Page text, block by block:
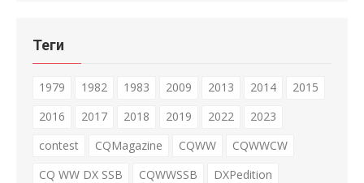
Теги
1979 1982 1983 2009 2013 2014
2015
2016
2017 2018 2019 2022
2023
contest
CQMagazine CQWW
CQWWCW
CQ WW DX SSB
CQWWSSB
DXPedition